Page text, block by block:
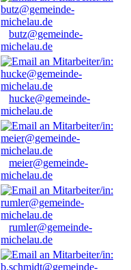
butz@gemeinde-
michelau.de
hucke@gemeinde-
michelau.de
meier@gemeinde-
michelau.de
rumler@gemeinde-
michelau.de